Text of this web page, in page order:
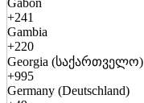
Gabon
+241
Gambia
+220
Georgia (საქართველო)
+995
Germany (Deutschland)